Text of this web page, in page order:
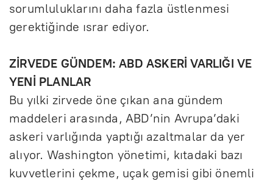
sorumluluklarını daha fazla üstlenmesi
gerektiğinde ısrar ediyor.
ZİRVEDE GÜNDEM: ABD ASKERİ VARLIĞI VE
YENİ PLANLAR
Bu yılki zirvede öne çıkan ana gündem
maddeleri arasında, ABD’nin Avrupa’daki
askeri varlığında yaptığı azaltmalar da yer
alıyor. Washington yönetimi, kıtadaki bazı
kuvvetlerini çekme, uçak gemisi gibi önemli